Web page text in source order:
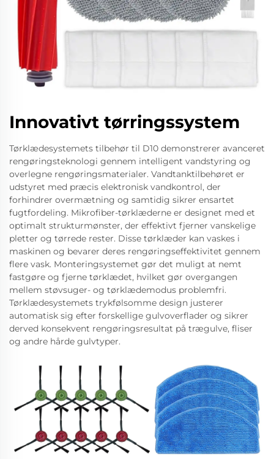
Innovativt tørringssystem
Tørklædesystemets tilbehør til D10 demonstrerer avanceret
rengøringsteknologi gennem intelligent vandstyring og
overlegne rengøringsmaterialer. Vandtanktilbehøret er
udstyret med præcis elektronisk vandkontrol, der
forhindrer overmætning og samtidig sikrer ensartet
fugtfordeling. Mikrofiber-tørklæderne er designet med et
optimalt strukturmønster, der effektivt fjerner vanskelige
pletter og tørrede rester. Disse tørklæder kan vaskes i
maskinen og bevarer deres rengøringseffektivitet gennem
flere vask. Monteringsystemet gør det muligt at nemt
fastgøre og fjerne tørklædet, hvilket gør overgangen
mellem støvsuger- og tørklædemodus problemfri.
Tørklædesystemets trykfølsomme design justerer
automatisk sig efter forskellige gulvoverflader og sikrer
derved konsekvent rengøringsresultat på trægulve, fliser
og andre hårde gulvtyper.